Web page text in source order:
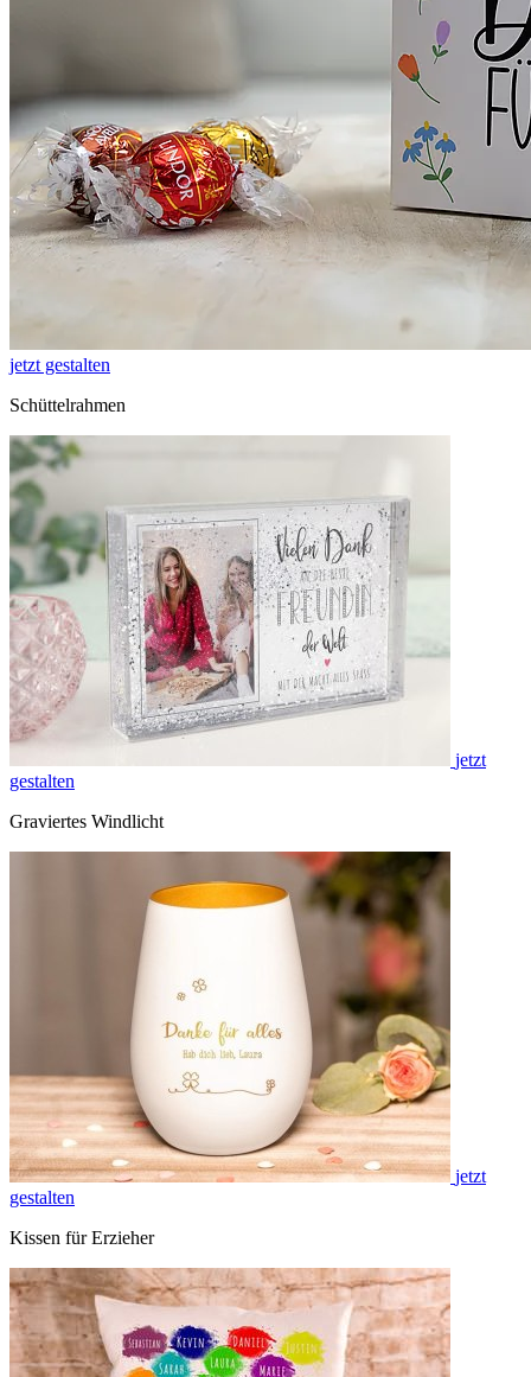
jetzt gestalten
Schüttelrahmen
jetzt
gestalten
Graviertes Windlicht
jetzt
gestalten
Kissen für Erzieher